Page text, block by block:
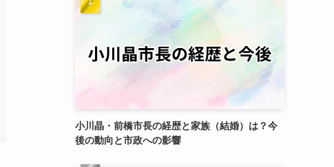
小川晶・前橋市長の経歴と家族（結婚）は？今
後の動向と市政への影響